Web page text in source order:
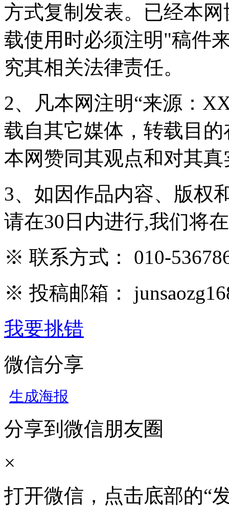
方式复制发表。已经本
载使用时必须注明"稿件
究其相关法律责任。
2、凡本网注明“来源：
载自其它媒体，转载目
本网赞同其观点和对其
3、如因作品内容、版权
请在30日内进行,我们将
※ 联系方式： 010-
※ 投稿邮箱：
我要挑错
微信分享
生成海报
分享到微信朋友圈
×
打开微信，点击底部的“